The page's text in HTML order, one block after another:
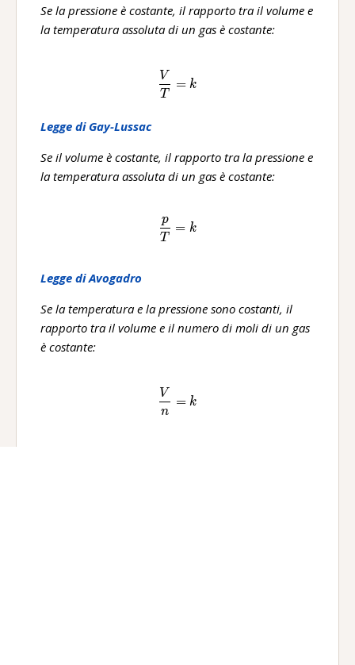
Se la pressione è costante, il rapporto tra il volume e
la temperatura assoluta di un gas è costante:
\frac{V}{T}=k
T
V
= k
Legge di Gay-Lussac
Se il volume è costante, il rapporto tra la pressione e
la temperatura assoluta di un gas è costante:
\frac{p}{T}=k
T
p
= k
Legge di Avogadro
Se la temperatura e la pressione sono costanti, il
rapporto tra il volume e il numero di moli di un gas
è costante:
\frac{V}{n}=k
n
V
= k